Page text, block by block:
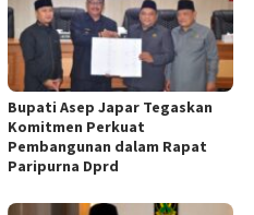
Bupati Asep Japar Tegaskan
Komitmen Perkuat
Pembangunan dalam Rapat
Paripurna Dprd